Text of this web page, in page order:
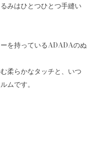
みはひとつひとつ手縫い
を持っているADADAのぬ
柔らかなタッチと、いつ
ムです。